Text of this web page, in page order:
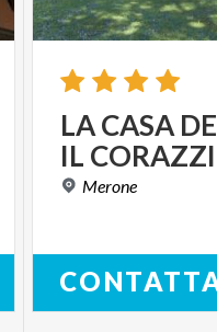
LACASA
IL
Merone